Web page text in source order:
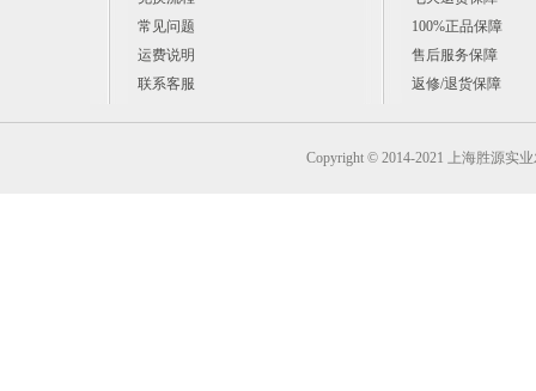
常见问题
运费说明
联系客服
100%正品保障
售后服务保障
返修/退货保障
Copyright © 2014-2021 上海胜源实